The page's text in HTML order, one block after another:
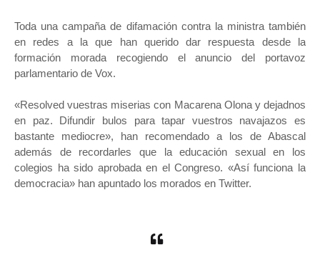
Toda una campaña de difamación contra la ministra también
en redes a la que han querido dar respuesta desde la
formación morada recogiendo el anuncio del portavoz
parlamentario de Vox.
«Resolved vuestras miserias con Macarena Olona y dejadnos
en paz. Difundir bulos para tapar vuestros navajazos es
bastante mediocre», han recomendado a los de Abascal
además de recordarles que la educación sexual en los
colegios ha sido aprobada en el Congreso. «Así funciona la
democracia» han apuntado los morados en Twitter.